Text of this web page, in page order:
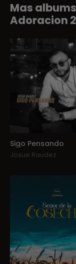
Mas
Adoracion
Sigo Pensando
Josue Raudez